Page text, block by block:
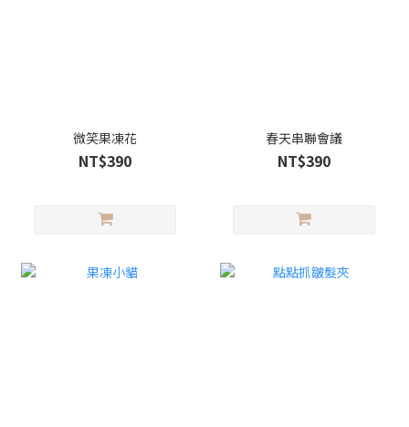
微笑果凍花
NT$390
春天串聯會議
NT$390